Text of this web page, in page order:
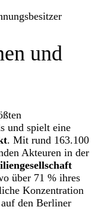
und
und spielt eine
. Mit rund 163.100
Akteuren in der
über 71 % ihres
Konzentration
den Berliner